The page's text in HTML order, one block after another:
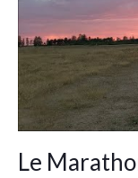
Le